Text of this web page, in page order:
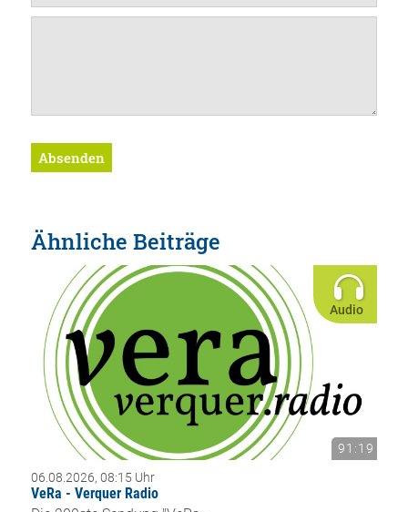
Absenden
Ähnliche Beiträge
Audio
91:19
06.08.2026, 08:15 Uhr
VeRa - Verquer Radio